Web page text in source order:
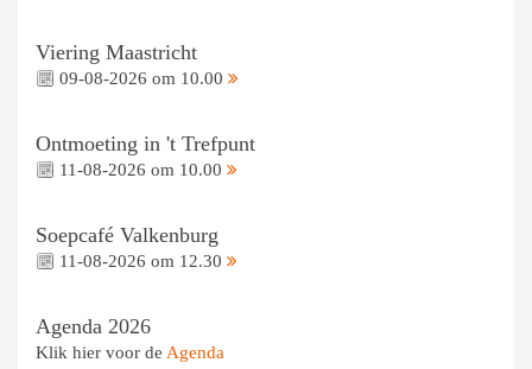
Viering Maastricht
09-08-2026 om 10.00
Ontmoeting in 't Trefpunt
11-08-2026 om 10.00
Soepcafé Valkenburg
11-08-2026 om 12.30
Agenda 2026
Klik hier voor de Agenda